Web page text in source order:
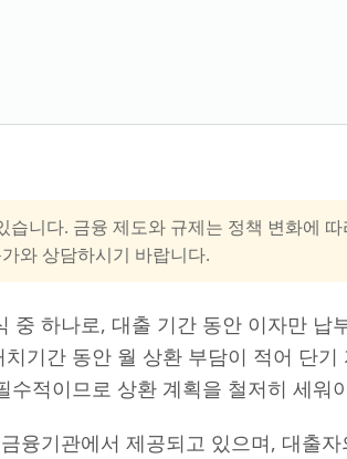
니다. 금융 제도와 규제는 정책 변화에
와 상담하시기 바랍니다.
중 하나로, 대출 기간 동안 이자만 납
기간 동안 월 상환 부담이 적어 단기
적이므로 상환 계획을 철저히 세워
융기관에서 제공되고 있으며, 대출